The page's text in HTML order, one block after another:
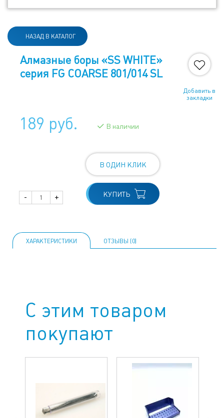
НАЗАД В КАТАЛОГ
Алмазные боры «SS WHITE»
серия FG COARSE 801/014 SL
Добавить в
закладки
189 руб. В наличии
- +
В ОДИН КЛИК
КУПИТЬ
ХАРАКТЕРИСТИКИ ОТЗЫВЫ (0)
С этим товаром
покупают